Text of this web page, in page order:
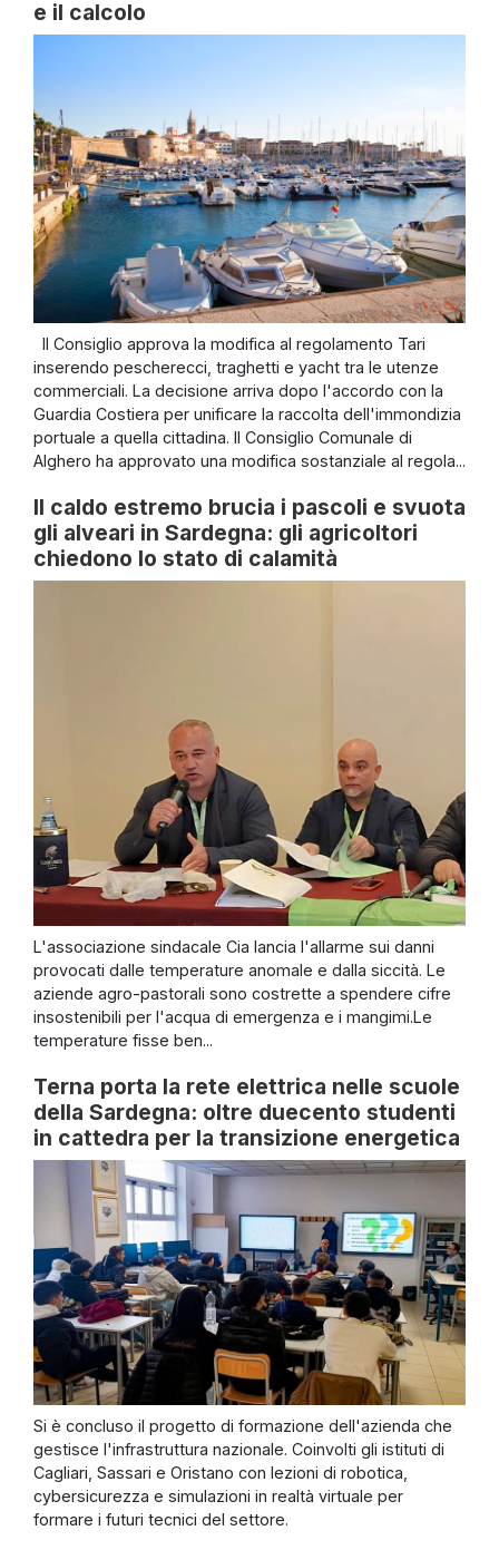
e il calcolo
Il Consiglio approva la modifica al regolamento Tari
inserendo pescherecci, traghetti e yacht tra le utenze
commerciali. La decisione arriva dopo l'accordo con la
Guardia Costiera per unificare la raccolta dell'immondizia
portuale a quella cittadina. Il Consiglio Comunale di
Alghero ha approvato una modifica sostanziale al regola...
Il caldo estremo brucia i pascoli e svuota
gli alveari in Sardegna: gli agricoltori
chiedono lo stato di calamità
L'associazione sindacale Cia lancia l'allarme sui danni
provocati dalle temperature anomale e dalla siccità. Le
aziende agro-pastorali sono costrette a spendere cifre
insostenibili per l'acqua di emergenza e i mangimi.Le
temperature fisse ben...
Terna porta la rete elettrica nelle scuole
della Sardegna: oltre duecento studenti
in cattedra per la transizione energetica
Si è concluso il progetto di formazione dell'azienda che
gestisce l'infrastruttura nazionale. Coinvolti gli istituti di
Cagliari, Sassari e Oristano con lezioni di robotica,
cybersicurezza e simulazioni in realtà virtuale per
formare i futuri tecnici del settore.